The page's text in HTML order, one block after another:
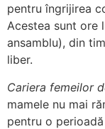
pentru îngrijirea
Acestea sunt ore
ansamblu), din
liber.
Cariera femeilor
mamele nu mai
pentru o